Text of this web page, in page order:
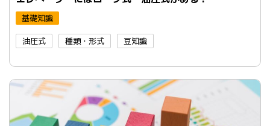
基礎知識
油圧式 種類・形式 豆知識